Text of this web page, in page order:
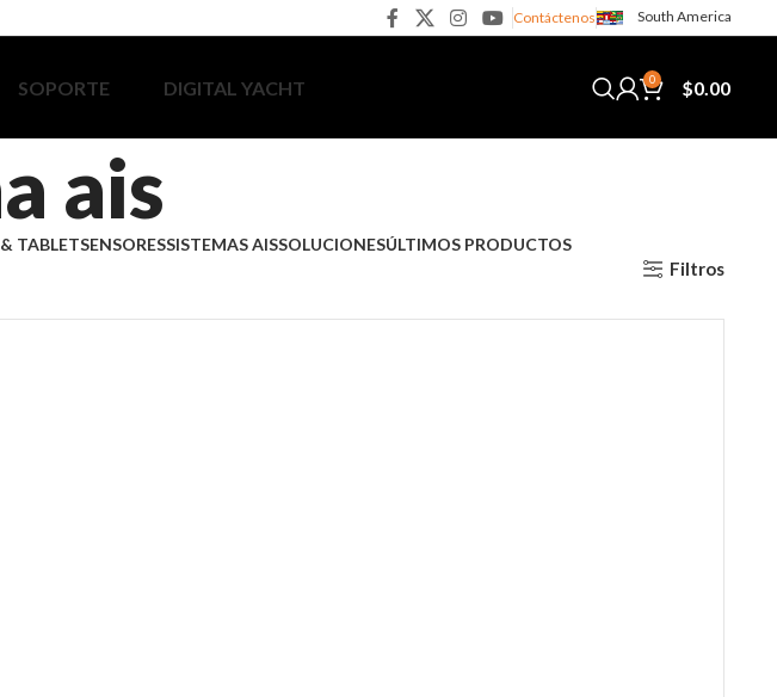
Contáctenos South America
SOPORTE DIGITAL YACHT 0 $0.00
ais
TABLETSENSORESSISTEMAS AISSOLUCIONESÚLTIMOS PRODUCTOS
Filtros